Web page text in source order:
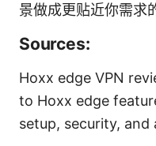
景做成更贴近你需求
Sources:
Hoxx edge VPN
to Hoxx edge
setup, security, and